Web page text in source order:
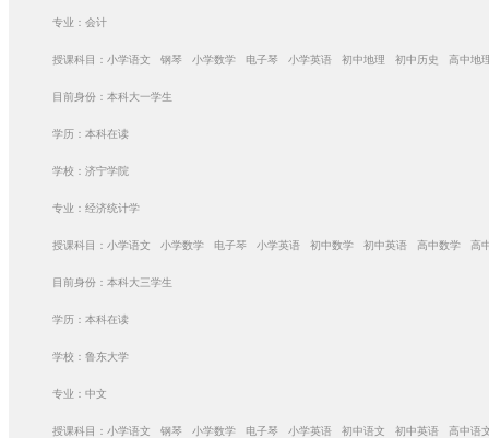
专业：会计
授课科目：小学语文 钢琴 小学数学 电子琴 小学英语 初中地理 初中历史 高中地
目前身份：本科大一学生
学历：本科在读
学校：济宁学院
专业：经济统计学
授课科目：小学语文 小学数学 电子琴 小学英语 初中数学 初中英语 高中数学 高
目前身份：本科大三学生
学历：本科在读
学校：鲁东大学
专业：中文
授课科目：小学语文 钢琴 小学数学 电子琴 小学英语 初中语文 初中英语 高中语